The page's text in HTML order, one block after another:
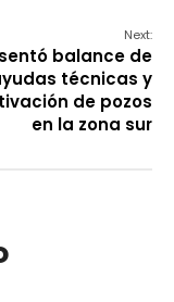
Next:
balance de
técnicas y
de pozos
en la zona sur